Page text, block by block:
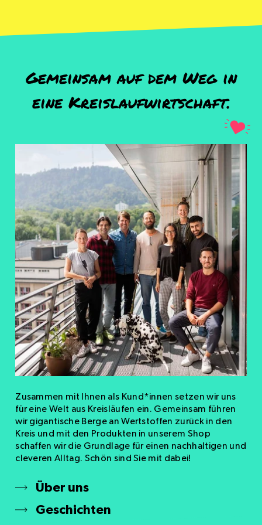
Gemeinsam auf dem Weg in
eine Kreislaufwirtschaft.
Zusammen mit Ihnen als Kund*innen setzen wir uns
für eine Welt aus Kreisläufen ein. Gemeinsam führen
wir gigantische Berge an Wertstoffen zurück in den
Kreis und mit den Produkten in unserem Shop
schaffen wir die Grundlage für einen nachhaltigen und
cleveren Alltag. Schön sind Sie mit dabei!
Über uns
Geschichten